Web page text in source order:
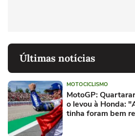
Últimas notícias
MOTOCICLISMO
MotoGP:
o levou à Honda:
tinha foram bem